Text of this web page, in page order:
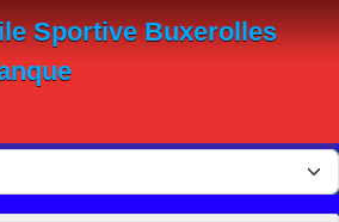
Sportive Buxerolles
cookies